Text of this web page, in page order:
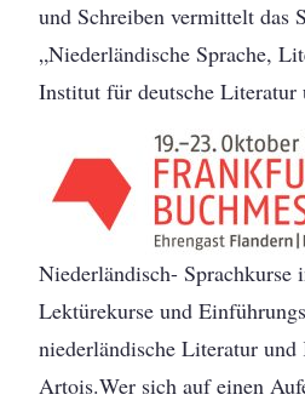
und Schreiben vermittelt das
„Niederländische Sprache,
Institut für deutsche
Niederländisch- Sprachkurse
Lektürekurse und
niederländische Literatur
Artois.Wer sich auf einen